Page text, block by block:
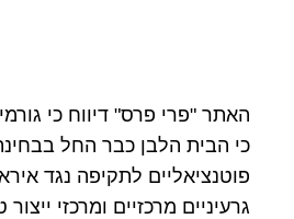
האתר "פרי פרס" דיווח כי
כי הבית הלבן כבר החל
פוטנציאליים לתקיפה נגד
גרעיניים מרכזיים ומרכזי